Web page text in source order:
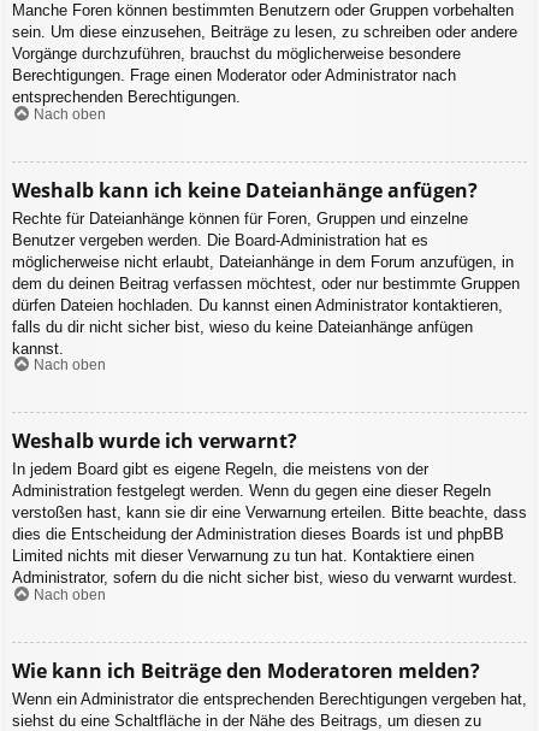
Manche Foren können bestimmten Benutzern oder Gruppen vorbehalten
sein. Um diese einzusehen, Beiträge zu lesen, zu schreiben oder andere
Vorgänge durchzuführen, brauchst du möglicherweise besondere
Berechtigungen. Frage einen Moderator oder Administrator nach
entsprechenden Berechtigungen.
Nach oben
Weshalb kann ich keine Dateianhänge anfügen?
Rechte für Dateianhänge können für Foren, Gruppen und einzelne
Benutzer vergeben werden. Die Board-Administration hat es
möglicherweise nicht erlaubt, Dateianhänge in dem Forum anzufügen, in
dem du deinen Beitrag verfassen möchtest, oder nur bestimmte Gruppen
dürfen Dateien hochladen. Du kannst einen Administrator kontaktieren,
falls du dir nicht sicher bist, wieso du keine Dateianhänge anfügen
kannst.
Nach oben
Weshalb wurde ich verwarnt?
In jedem Board gibt es eigene Regeln, die meistens von der
Administration festgelegt werden. Wenn du gegen eine dieser Regeln
verstoßen hast, kann sie dir eine Verwarnung erteilen. Bitte beachte, dass
dies die Entscheidung der Administration dieses Boards ist und phpBB
Limited nichts mit dieser Verwarnung zu tun hat. Kontaktiere einen
Administrator, sofern du die nicht sicher bist, wieso du verwarnt wurdest.
Nach oben
Wie kann ich Beiträge den Moderatoren melden?
Wenn ein Administrator die entsprechenden Berechtigungen vergeben hat,
siehst du eine Schaltfläche in der Nähe des Beitrags, um diesen zu